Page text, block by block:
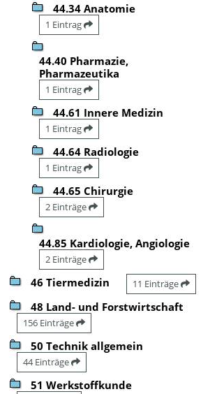
44.34 Anatomie
1 Eintrag
44.40 Pharmazie,
Pharmazeutika
1 Eintrag
44.61 Innere Medizin
1 Eintrag
44.64 Radiologie
1 Eintrag
44.65 Chirurgie
2 Einträge
44.85 Kardiologie, Angiologie
2 Einträge
46 Tiermedizin 11 Einträge
48 Land- und Forstwirtschaft
156 Einträge
50 Technik allgemein
44 Einträge
51 Werkstoffkunde